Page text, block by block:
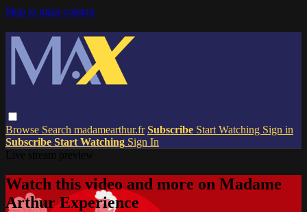
Skip to main content
Browse Search madamearthur.fr Subscribe Start Watching Sign in
Subscribe Start Watching Sign In
Watch this video and more on Madame
Arthur Experience